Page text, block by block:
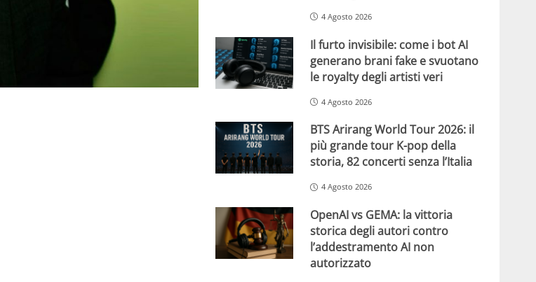
4 Agosto 2026
Il furto invisibile: come i bot AI
generano brani fake e svuotano
le royalty degli artisti veri
4 Agosto 2026
BTS Arirang World Tour 2026: il
più grande tour K-pop della
storia, 82 concerti senza l’Italia
4 Agosto 2026
OpenAI vs GEMA: la vittoria
storica degli autori contro
l’addestramento AI non
autorizzato